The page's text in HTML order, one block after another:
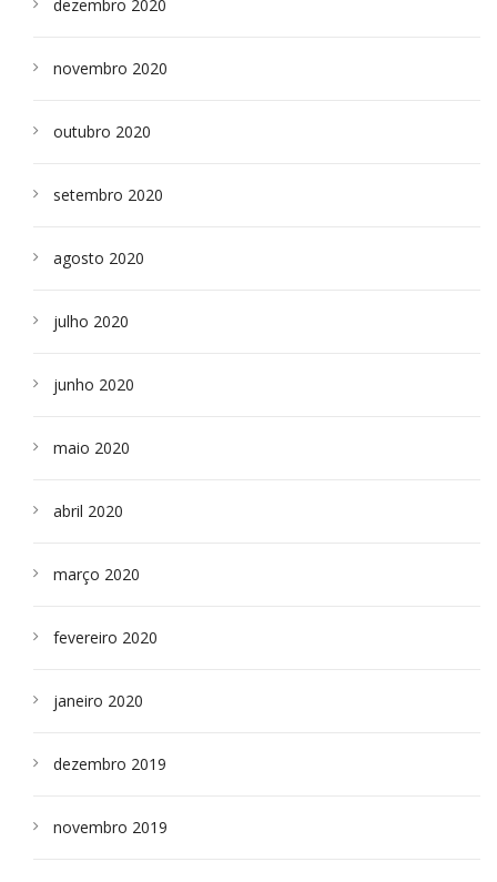
dezembro 2020
novembro 2020
outubro 2020
setembro 2020
agosto 2020
julho 2020
junho 2020
maio 2020
abril 2020
março 2020
fevereiro 2020
janeiro 2020
dezembro 2019
novembro 2019